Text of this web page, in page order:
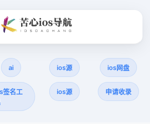
ai ios源 ios网盘
签名工
ios源 申请收录